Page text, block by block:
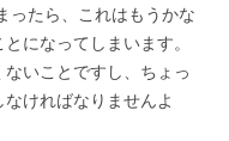
ったら、これはもうかな
になってしまいます。
いことですし、ちょっ
ければなりませんよ